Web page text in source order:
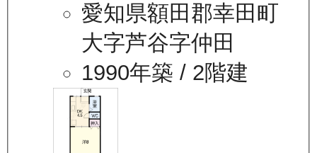
愛知県額田郡幸田町
大字芦谷字仲田
1990年築 / 2階建